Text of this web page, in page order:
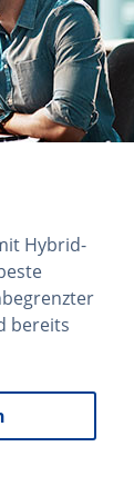
Hybrid-
bereits